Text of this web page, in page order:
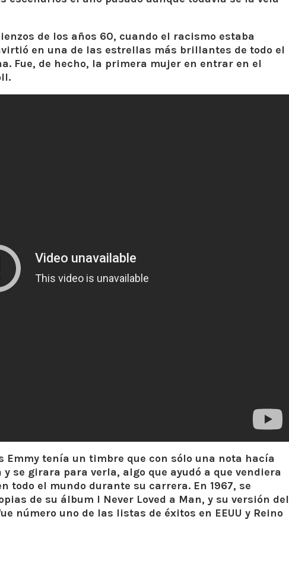
de los años 60, cuando el racismo estaba
en una de las estrellas más brillantes de todo el
Fue, de hecho, la primera mujer en entrar en el
Emmy tenía un timbre que con sólo una nota hacía
se girara para verla, algo que ayudó a que vendiera
todo el mundo durante su carrera. En 1967, se
de su álbum I Never Loved a Man, y su versión del
número uno de las listas de éxitos en EEUU y Reino